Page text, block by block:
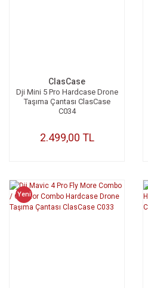
ClasCase
Dji Mini 5 Pro Hardcase Drone
Taşıma Çantası ClasCase
C034
2.499,00 TL
Yeni